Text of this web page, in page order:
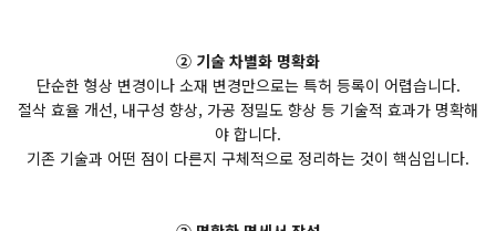
② 기술 차별화 명확화
단순한 형상 변경이나 소재 변경만으로는 특허 등록이 어렵습니다.
절삭 효율 개선, 내구성 향상, 가공 정밀도 향상 등 기술적 효과가 명확해
야 합니다.
기존 기술과 어떤 점이 다른지 구체적으로 정리하는 것이 핵심입니다.